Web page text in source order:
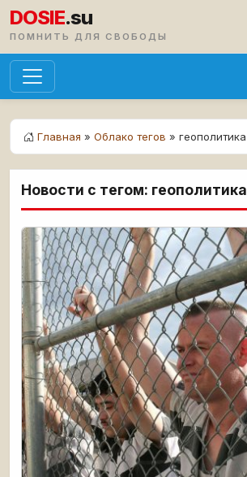
DOSIE.su
ПОМНИТЬ ДЛЯ СВОБОДЫ
Главная » Облако тегов » геополитика
Новости с тегом: геополитика